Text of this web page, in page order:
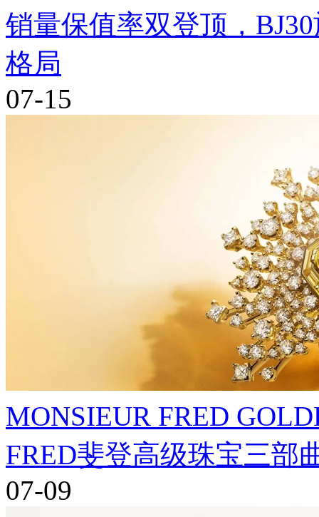
销量保值率双登顶，
格局
07-15
MONSIEUR FRED
FRED斐登高级珠宝三部
07-09